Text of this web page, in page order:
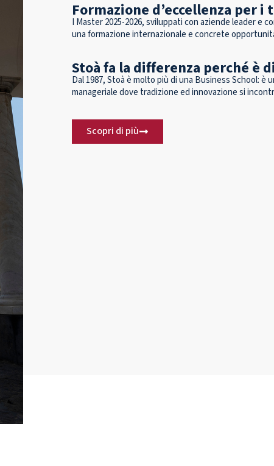
Formazione d’eccellenza per
I Master 2025-2026, sviluppati con aziende leader e
una formazione internazionale e concrete
Stoà fa la differenza perché è
Dal 1987, Stoà è molto più di una Business School: è
manageriale dove tradizione ed innovazione si
Scopri di più